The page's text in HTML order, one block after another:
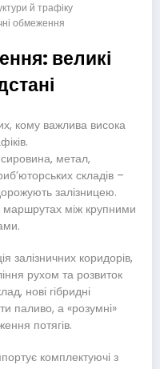
й трафіку
обмеження
великі
кому важлива висока
сировина, метал,
складів –
залізницею.
між крупними
залізничних коридорів,
рухом та розвиток
нові гібридні
паливо, а «розумні»
потягів.
комплектуючі з